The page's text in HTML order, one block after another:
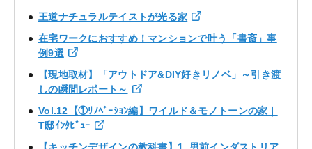
王道ナチュラルテイストが光る家
在宅ワークにおすすめ！マンションで叶う「書斎」事
例9選
【現地取材】「アウトドア&DIY好きリノベ」～引き渡
しの瞬間レポート～
Vol.12【①ﾘﾉﾍﾞｰｼｮﾝ編】ワイルド＆モノトーンの家｜
T邸ｲﾝﾀﾋﾞｭｰ